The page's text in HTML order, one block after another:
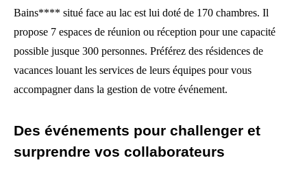
Bains**** situé face au lac est lui doté de 170 chambres. Il
propose 7 espaces de réunion ou réception pour une capacité
possible jusque 300 personnes. Préférez des résidences de
vacances louant les services de leurs équipes pour vous
accompagner dans la gestion de votre événement.
Des événements pour challenger et
surprendre vos collaborateurs